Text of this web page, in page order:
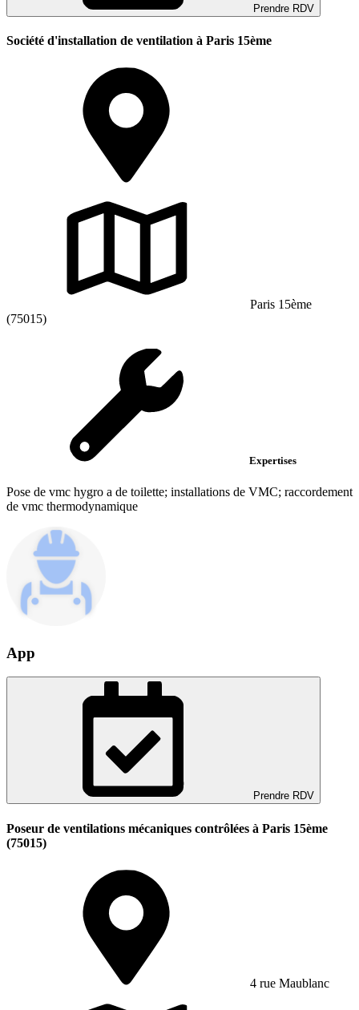
Prendre RDV
Société d'installation de ventilation à Paris 15ème
Paris 15ème
(75015)
Expertises
Pose de vmc hygro a de toilette; installations de VMC; raccordement
de vmc thermodynamique
App
Prendre RDV
Poseur de ventilations mécaniques contrôlées à Paris 15ème
(75015)
4 rue Maublanc